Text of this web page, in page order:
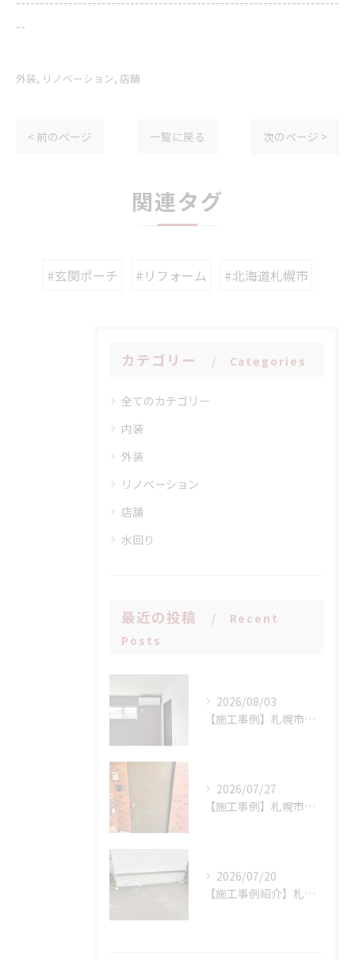
--
外装 リノベーション 店舗
< 前のページ 一覧に戻る 次のページ >
関連タグ
#玄関ポーチ #リフォーム #北海道札幌市
カテゴリー Categories
全てのカテゴリー
内装
外装
リノベーション
店舗
水回り
最近の投稿
Recent
Posts
2026/08/03
【施工事例】札幌市手稲区 N様邸 室外機設置場所に配慮したエアコン新設工事！
2026/07/27
【施工事例】札幌市西区 K様邸 マンション玄関ドア交換工事：LIXIL リシェント(持ち出し工法)で、断熱性と防犯性を一気にアップ！
2026/07/20
【施工事例紹介】札幌市西区 S様邸 断熱基礎の剥離トラブルを解消！高耐久基礎保護材「インサルキソッシュMore」を用いた基礎補修工事